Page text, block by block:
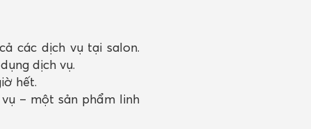
các dịch vụ tại salon.
dịch vụ.
hết.
– một sản phẩm linh